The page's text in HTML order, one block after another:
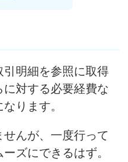
明細を参照に取得
対する必要経費な
ります。
んが、一度行って
ズにできるはず。